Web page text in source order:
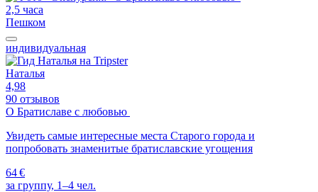
2,5 часа
Пешком
индивидуальная
Наталья
4,98
90 отзывов
О Братиславе с любовью
Увидеть самые интересные места Старого города и
попробовать знаменитые братиславские угощения
64 €
за группу, 1–4 чел.